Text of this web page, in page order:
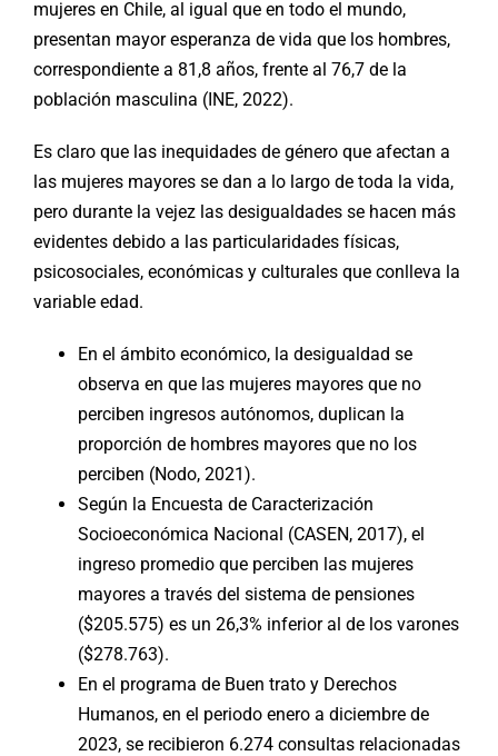
mujeres en Chile, al igual que en todo el mundo,
presentan mayor esperanza de vida que los hombres,
correspondiente a 81,8 años, frente al 76,7 de la
población masculina (INE, 2022).
Es claro que las inequidades de género que afectan a
las mujeres mayores se dan a lo largo de toda la vida,
pero durante la vejez las desigualdades se hacen más
evidentes debido a las particularidades físicas,
psicosociales, económicas y culturales que conlleva la
variable edad.
En el ámbito económico, la desigualdad se
observa en que las mujeres mayores que no
perciben ingresos autónomos, duplican la
proporción de hombres mayores que no los
perciben (Nodo, 2021).
Según la Encuesta de Caracterización
Socioeconómica Nacional (CASEN, 2017), el
ingreso promedio que perciben las mujeres
mayores a través del sistema de pensiones
($205.575) es un 26,3% inferior al de los varones
($278.763).
En el programa de Buen trato y Derechos
Humanos, en el periodo enero a diciembre de
2023, se recibieron 6.274 consultas relacionadas